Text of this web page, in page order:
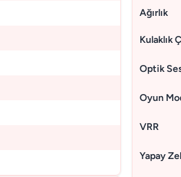
Ağırlık
Kulaklık
Optik Ses
Oyun
VRR
Yapay